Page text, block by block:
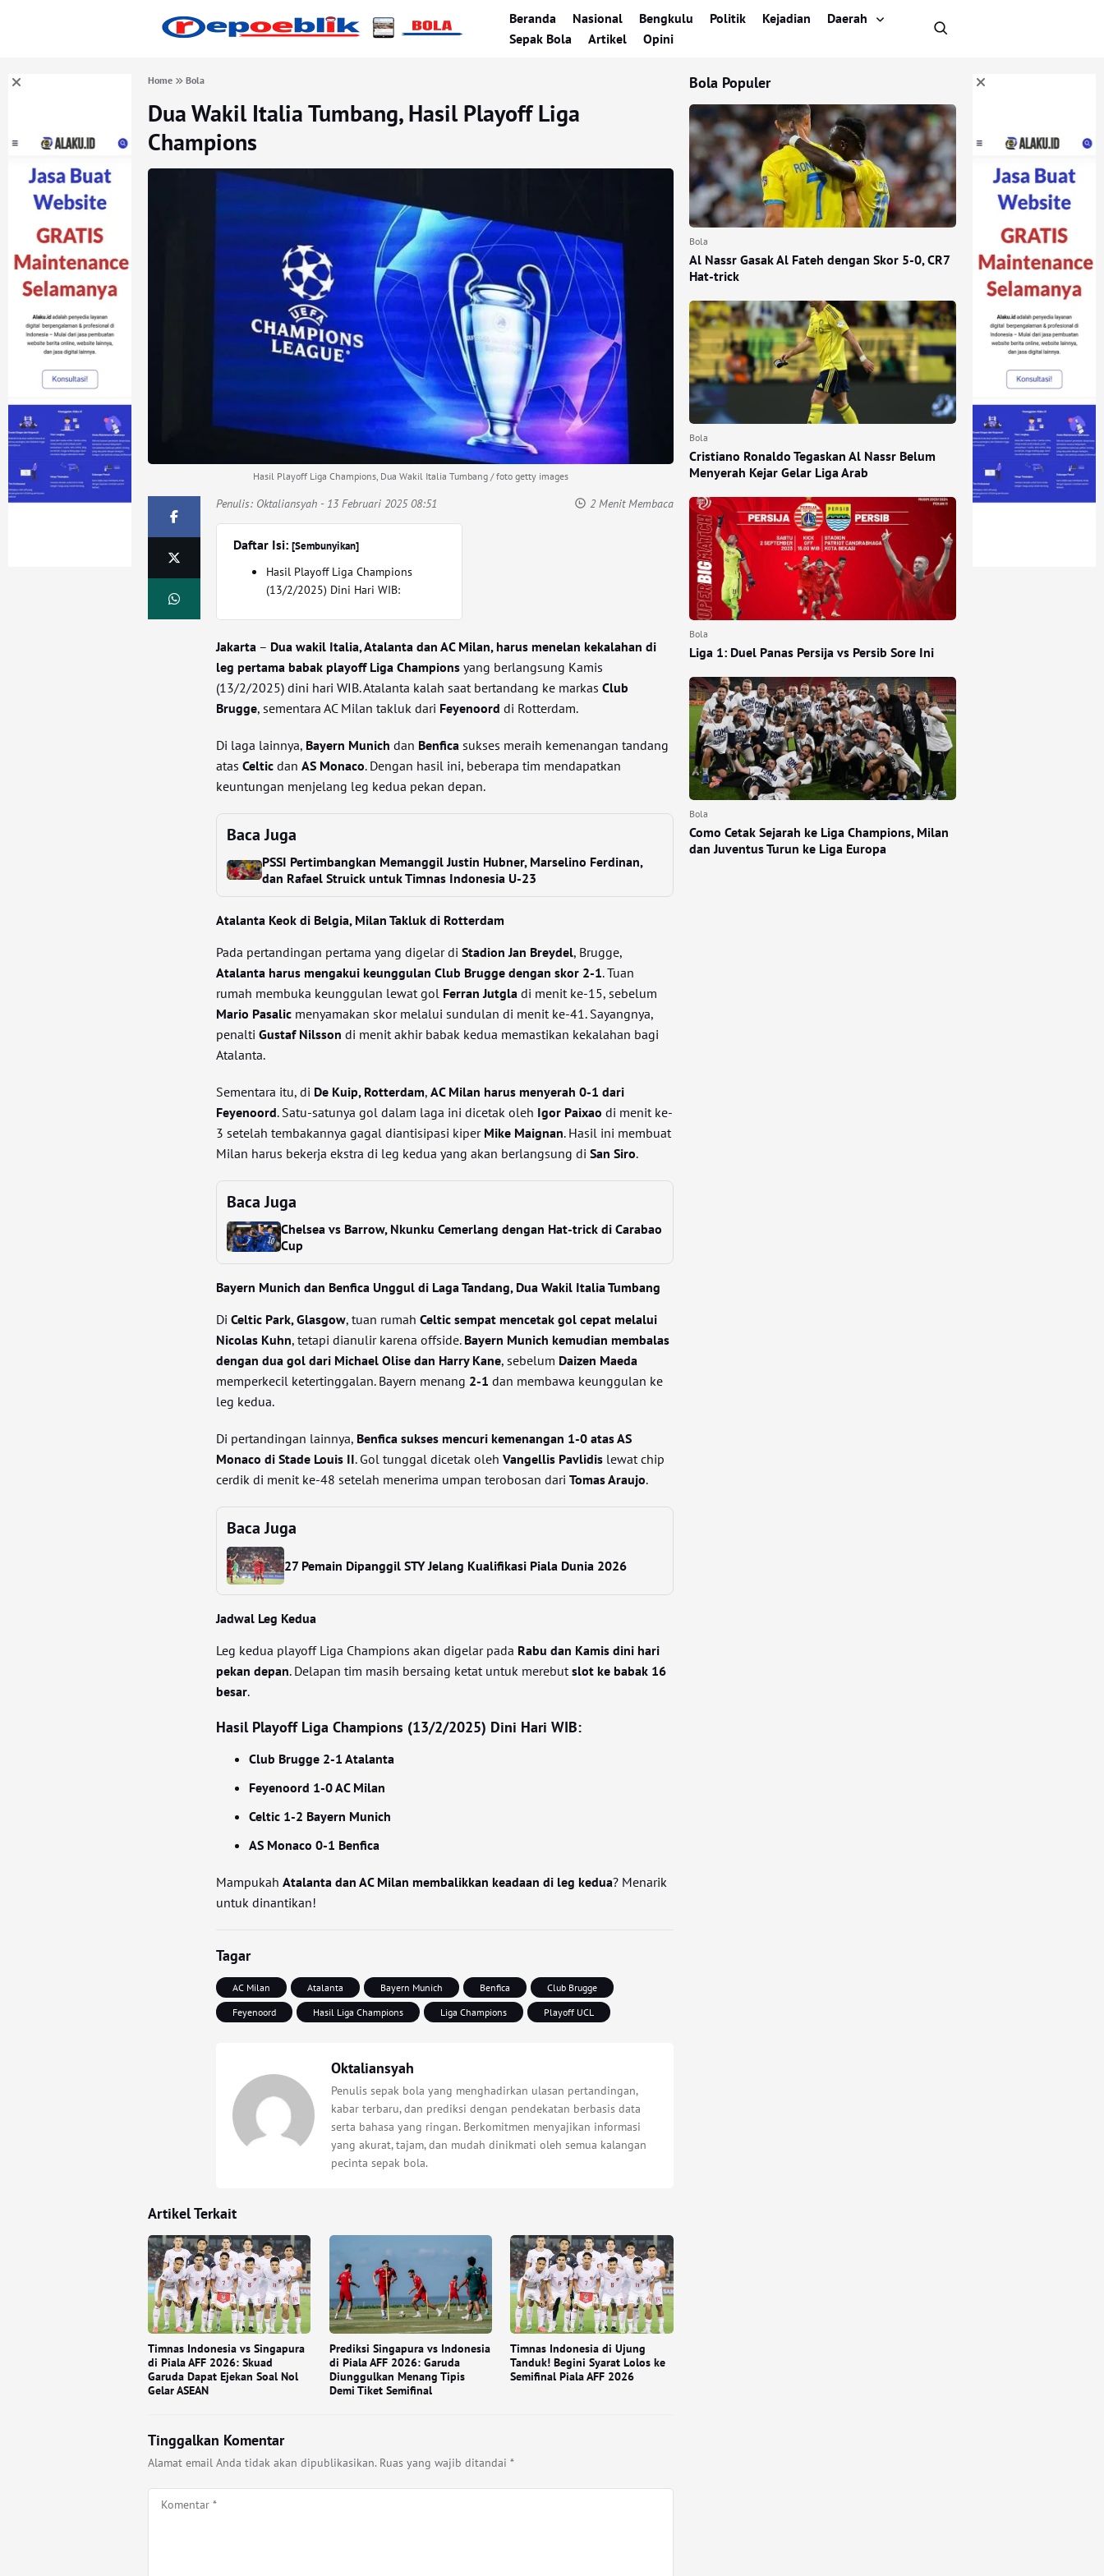
Beranda Nasional Bengkulu Politik Kejadian
Daerah
Sepak Bola
Artikel Opini
Home Bola
Dua Wakil Italia Tumbang, Hasil Playoff Liga
Champions
Hasil Playoff Liga Champions, Dua Wakil Italia Tumbang / foto getty images
Penulis: Oktaliansyah - 13 Februari 2025 08:51 2 Menit Membaca
Daftar Isi:[Sembunyikan]
Hasil Playoff Liga Champions
(13/2/2025) Dini Hari WIB:
Jakarta – Dua wakil Italia, Atalanta dan AC Milan, harus menelan kekalahan di
leg pertama babak playoff Liga Champions yang berlangsung Kamis
(13/2/2025) dini hari WIB. Atalanta kalah saat bertandang ke markasClub
Brugge, sementara AC Milan takluk dari Feyenoord di Rotterdam.
Di laga lainnya, Bayern Munich dan Benfica sukses meraih kemenangan tandang
atasCeltic danAS Monaco. Dengan hasil ini, beberapa tim mendapatkan
keuntungan menjelang leg kedua pekan depan.
Baca Juga
PSSI Pertimbangkan Memanggil Justin Hubner, Marselino Ferdinan,
dan Rafael Struick untuk Timnas Indonesia U-23
Atalanta Keok di Belgia, Milan Takluk di Rotterdam
Pada pertandingan pertama yang digelar diStadion Jan Breydel, Brugge,
Atalanta harus mengakui keunggulan Club Brugge dengan skor 2-1. Tuan
rumah membuka keunggulan lewat gol Ferran Jutgla di menit ke-15, sebelum
Mario Pasalic menyamakan skor melalui sundulan di menit ke-41. Sayangnya,
penaltiGustaf Nilsson di menit akhir babak kedua memastikan kekalahan bagi
Atalanta.
Sementara itu, di De Kuip, Rotterdam,AC Milan harus menyerah 0-1 dari
Feyenoord. Satu-satunya gol dalam laga ini dicetak oleh Igor Paixao di menit ke-
3 setelah tembakannya gagal diantisipasi kiper Mike Maignan. Hasil ini membuat
Milan harus bekerja ekstra di leg kedua yang akan berlangsung diSan Siro.
Baca Juga
Chelsea vs Barrow, Nkunku Cemerlang dengan Hat-trick di Carabao
Cup
Bayern Munich dan Benfica Unggul di Laga Tandang, Dua Wakil Italia Tumbang
DiCeltic Park, Glasgow, tuan rumahCeltic sempat mencetak gol cepat melalui
Nicolas Kuhn, tetapi dianulir karena offside. Bayern Munich kemudian membalas
dengan dua gol dari Michael Olise dan Harry Kane, sebelum Daizen Maeda
memperkecil ketertinggalan. Bayern menang 2-1 dan membawa keunggulan ke
leg kedua.
Di pertandingan lainnya, Benfica sukses mencuri kemenangan 1-0 atas AS
Monaco di Stade Louis II. Gol tunggal dicetak olehVangellis Pavlidis lewat chip
cerdik di menit ke-48 setelah menerima umpan terobosan dariTomas Araujo.
Baca Juga
27 Pemain Dipanggil STY Jelang Kualifikasi Piala Dunia 2026
Jadwal Leg Kedua
Leg kedua playoff Liga Champions akan digelar pada Rabu dan Kamis dini hari
pekan depan. Delapan tim masih bersaing ketat untuk merebutslot ke babak 16
besar.
Hasil Playoff Liga Champions (13/2/2025) Dini Hari WIB:
Club Brugge 2-1 Atalanta
Feyenoord 1-0 AC Milan
Celtic 1-2 Bayern Munich
AS Monaco 0-1 Benfica
MampukahAtalanta dan AC Milan membalikkan keadaan di leg kedua? Menarik
untuk dinantikan!
Tagar
AC Milan Atalanta Bayern Munich Benfica
Club Brugge
Feyenoord
Hasil Liga Champions Liga Champions Playoff UCL
Oktaliansyah
Penulis sepak bola yang menghadirkan ulasan pertandingan,
kabar terbaru, dan prediksi dengan pendekatan berbasis data
serta bahasa yang ringan. Berkomitmen menyajikan informasi
yang akurat, tajam, dan mudah dinikmati oleh semua kalangan
pecinta sepak bola.
Artikel Terkait
Timnas Indonesia vs Singapura
di Piala AFF 2026: Skuad
Garuda Dapat Ejekan Soal Nol
Gelar ASEAN
Prediksi Singapura vs Indonesia
di Piala AFF 2026: Garuda
Diunggulkan Menang Tipis
Demi Tiket Semifinal
Timnas Indonesia di Ujung
Tanduk! Begini Syarat Lolos ke
Semifinal Piala AFF 2026
Tinggalkan Komentar
Alamat email Anda tidak akan dipublikasikan. Ruas yang wajib ditandai *
Bola Populer
Bola
Al Nassr Gasak Al Fateh dengan Skor 5-0, CR7
Hat-trick
Bola
Cristiano Ronaldo Tegaskan Al Nassr Belum
Menyerah Kejar Gelar Liga Arab
Bola
Liga 1: Duel Panas Persija vs Persib Sore Ini
Bola
Como Cetak Sejarah ke Liga Champions, Milan
dan Juventus Turun ke Liga Europa